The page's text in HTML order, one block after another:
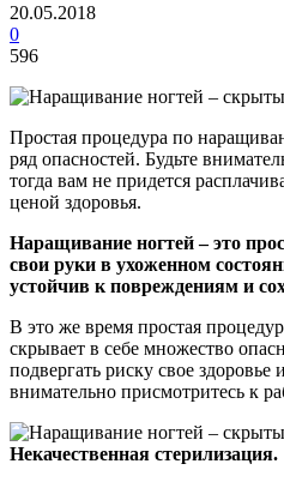
20.05.2018
0
596
Простая процедура по
ряд опасностей. Будьте
тогда вам не придется
ценой здоровья.
Наращивание ногтей – это
свои руки в ухоженном
устойчив к повреждениям и
В это же время простая
скрывает в себе множество
подвергать риску свое здоровье
внимательно присмотритесь к
Некачественная стерилизация.